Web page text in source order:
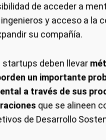
de acceder a
y acceso a la
su compañía.
startups deben llevar
un importante
a través de sus
que se alineen
de Desarrollo